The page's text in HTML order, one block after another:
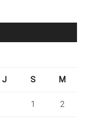
J S M
1 2